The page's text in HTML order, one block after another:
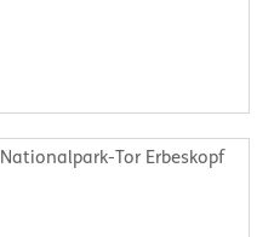
Nationalpark-Tor Erbeskopf